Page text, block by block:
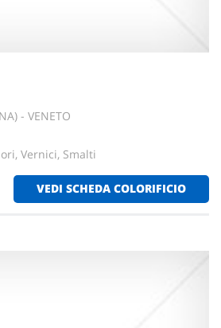
- VENETO
Vernici, Smalti
VEDI SCHEDA COLORIFICIO